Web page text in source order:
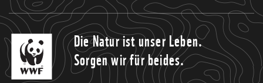
Die Natur ist unser Leben.
Sorgen wir für beides.